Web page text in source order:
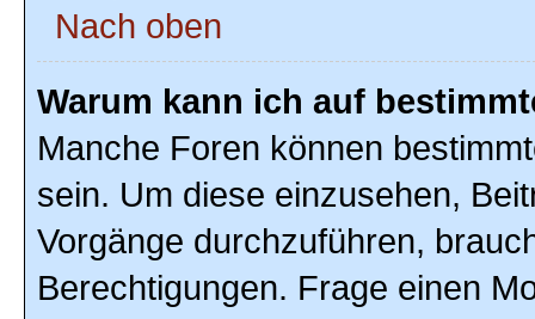
Nach oben
Warum kann ich auf
Manche Foren können
sein. Um diese einzusehen,
Vorgänge durchzuführen,
Berechtigungen. Frage einen